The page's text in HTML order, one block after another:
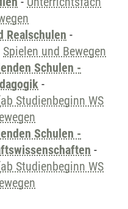
Realschulen -
Spielen und Bewegen
Schulen -
-
Studienbeginn WS
Schulen -
-
Studienbeginn WS